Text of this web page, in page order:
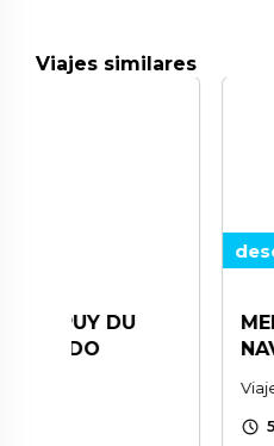
Viajes similares
desde 1349€
Viaje en grupo